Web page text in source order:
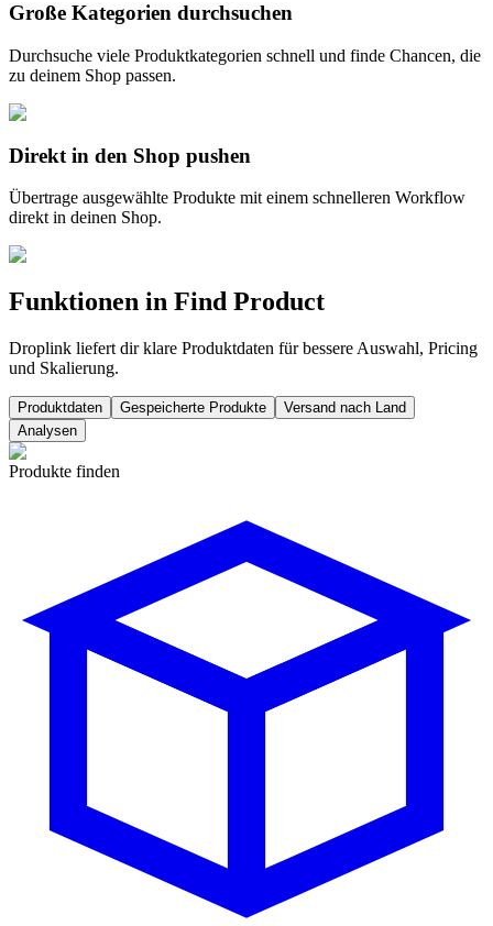
Große Kategorien durchsuchen
Durchsuche viele Produktkategorien schnell und finde Chancen, die
zu deinem Shop passen.
Direkt in den Shop pushen
Übertrage ausgewählte Produkte mit einem schnelleren Workflow
direkt in deinen Shop.
Funktionen in Find Product
Droplink liefert dir klare Produktdaten für bessere Auswahl, Pricing
und Skalierung.
Produktdaten Gespeicherte Produkte
Versand nach Land
Analysen
Produkte finden